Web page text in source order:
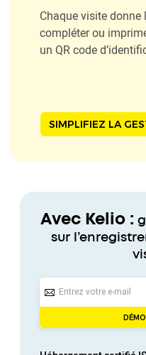
Chaque visite donne
compléter ou
un QR code
SIMPLIFIEZ LA
Avec Kelio :
sur